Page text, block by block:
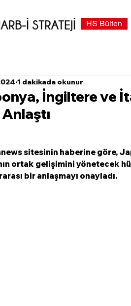
HS Bülten
İngiltere ve
1 dakikada okunur
sitesinin haberine göre,
ortak gelişimini yönetecek
bir anlaşmayı onayladı.